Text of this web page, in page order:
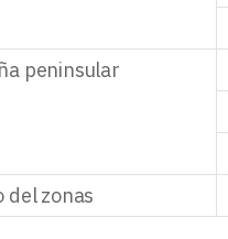
peninsular
del zonas